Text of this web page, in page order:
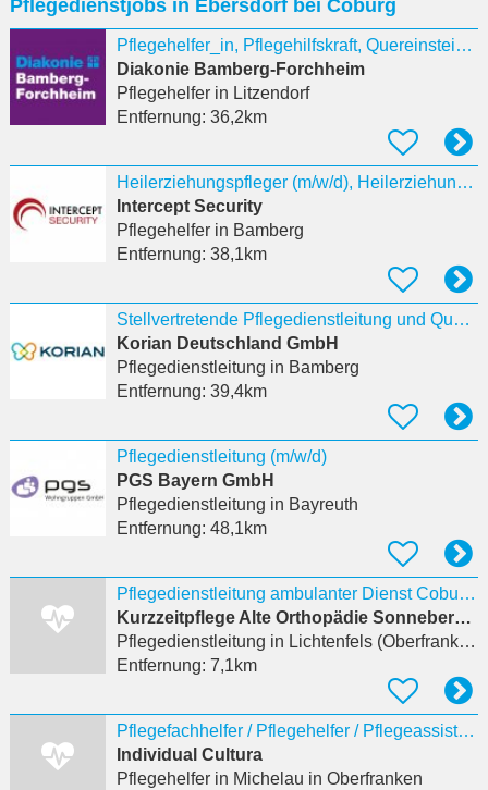
eingeben
Pflegedienstjobs in Ebersdorf bei Coburg
Pflegehelfer_in, Pflegehilfskraft, Quereinsteiger_in
Diakonie Bamberg-Forchheim
Pflegehelferin Litzendorf
Entfernung: 36,2km
Heilerziehungspfleger (m/w/d), Heilerziehungspflegehelfer (m/w/d), Schulbegleiter (m/w/d)
Intercept Security
Pflegehelferin Bamberg
Entfernung: 38,1km
Stellvertretende Pflegedienstleitung und Qualitätsbeauftragte:r (w/m/d)
Korian Deutschland GmbH
Pflegedienstleitung in Bamberg
Entfernung: 39,4km
Pflegedienstleitung (m/w/d)
PGS Bayern GmbH
Pflegedienstleitung in Bayreuth
Entfernung: 48,1km
Pflegedienstleitung ambulanter Dienst Coburg - Rödental ‍ ️ ‍ ️ (m/w/d)
Kurzzeitpflege Alte Orthopädie Sonneberg GmbH
Pflegedienstleitung in Lichtenfels (Oberfranken), Klosterlangheim
Entfernung: 7,1km
Pflegefachhelfer / Pflegehelfer / Pflegeassistent (m/w/d)
Individual Cultura
Pflegehelferin Michelau in Oberfranken